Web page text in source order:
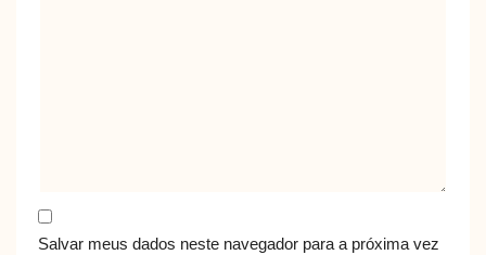
Salvar meus dados neste navegador para a próxima vez